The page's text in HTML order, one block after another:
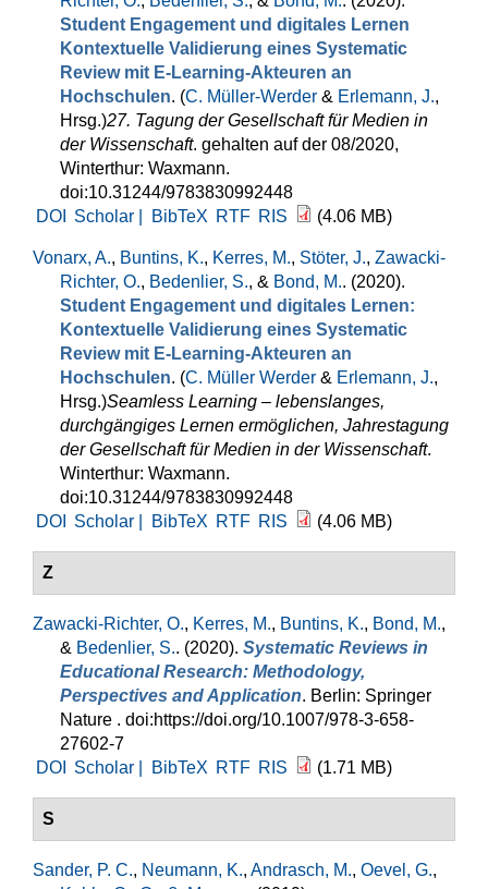
Student Engagement und digitales Lernen
Kontextuelle Validierung eines Systematic
Review mit E-Learning-Akteuren an
Hochschulen. (C. Müller-Werder & Erlemann, J.,
Hrsg.)27. Tagung der Gesellschaft für Medien in
der Wissenschaft. gehalten auf der 08/2020,
Winterthur: Waxmann.
doi:10.31244/9783830992448
DOI
Scholar | BibTeX RTF RIS (4.06 MB)
Vonarx, A., Buntins, K., Kerres, M., Stöter, J., Zawacki-
Richter, O., Bedenlier, S., & Bond, M.. (2020).
Student Engagement und digitales Lernen:
Kontextuelle Validierung eines Systematic
Review mit E-Learning-Akteuren an
Hochschulen. (C. Müller Werder & Erlemann, J.,
Hrsg.)Seamless Learning – lebenslanges,
durchgängiges Lernen ermöglichen, Jahrestagung
der Gesellschaft für Medien in der Wissenschaft.
Winterthur: Waxmann.
doi:10.31244/9783830992448
DOI
Scholar | BibTeX RTF RIS (4.06 MB)
Z
Zawacki-Richter, O., Kerres, M., Buntins, K., Bond, M.,
& Bedenlier, S.. (2020). Systematic Reviews in
Educational Research: Methodology,
Perspectives and Application. Berlin: Springer
Nature . doi:https://doi.org/10.1007/978-3-658-
27602-7
DOI
Scholar | BibTeX RTF RIS (1.71 MB)
S
Sander, P. C., Neumann, K., Andrasch, M., Oevel, G.,